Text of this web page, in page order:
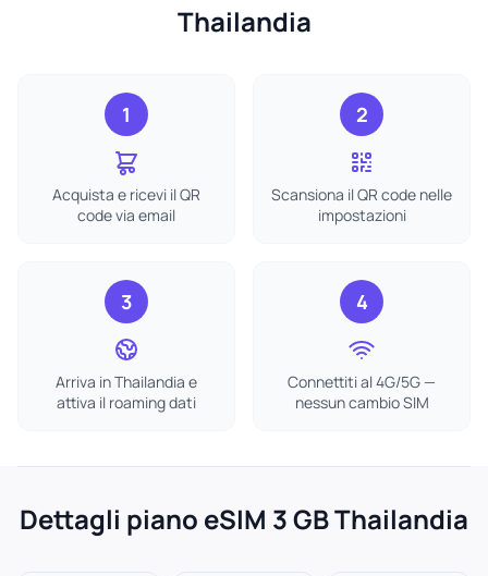
Thailandia
1
Acquista e ricevi il QR
code via email
2
Scansiona il QR code nelle
impostazioni
3
Arriva in Thailandia e
attiva il roaming dati
4
Connettiti al 4G/5G —
nessun cambio SIM
Dettagli piano eSIM 3 GB Thailandia